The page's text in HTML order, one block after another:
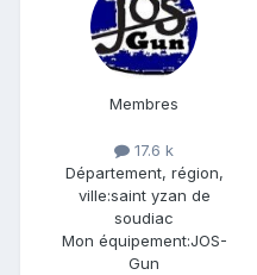
Membres
17.6 k
Département, région,
ville:saint yzan de
soudiac
Mon équipement:JOS-
Gun